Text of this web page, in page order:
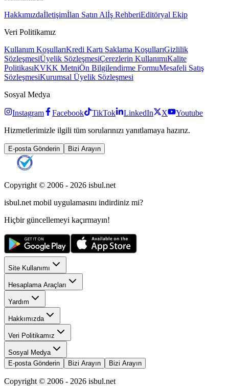
Hakkımızdaİletişimİlan Satın Alİş RehberiEditöryal Ekip
Veri Politikamız
Kullanım KoşullarıKredi Kartı Saklama KoşullarıGizlilik
SözleşmesiÜyelik SözleşmesiÇerezlerin KullanımıKalite
PolitikasıKVKK MetniÖn Bilgilendirme FormuMesafeli Satış
SözleşmesiKurumsal Üyelik Sözleşmesi
Sosyal Medya
Instagram Facebook TikTok LinkedIn X
Youtube
Hizmetlerimizle ilgili tüm sorularınızı yanıtlamaya hazırız.
E-posta Gönderin Bizi Arayın
Copyright © 2006 - 2026 isbul.net
isbul.net mobil uygulamasını indirdiniz mi?
Hiçbir güncellemeyi kaçırmayın!
Site Kullanımı
Hesaplama Araçları
Yardım
Hakkımızda
Veri Politikamız
Sosyal Medya
E-posta Gönderin
Bizi Arayın Bizi Arayın
Copyright © 2006 - 2026 isbul.net